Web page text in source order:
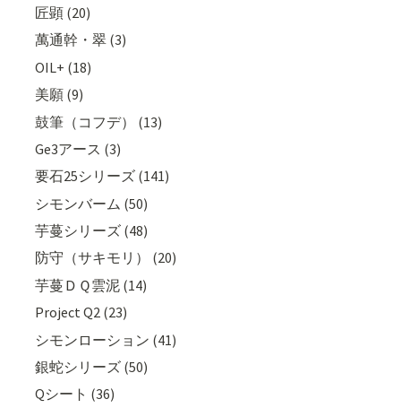
匠顕 (20)
萬通幹・翠 (3)
OIL+ (18)
美願 (9)
鼓筆（コフデ） (13)
Ge3アース (3)
要石25シリーズ (141)
シモンバーム (50)
芋蔓シリーズ (48)
防守（サキモリ） (20)
芋蔓ＤＱ雲泥 (14)
Project Q2 (23)
シモンローション (41)
銀蛇シリーズ (50)
Qシート (36)